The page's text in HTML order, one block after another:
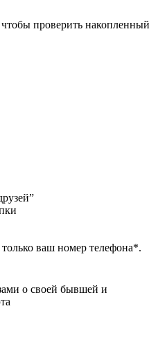
проверить накопленный
ваш номер телефона*.
о своей бывшей и